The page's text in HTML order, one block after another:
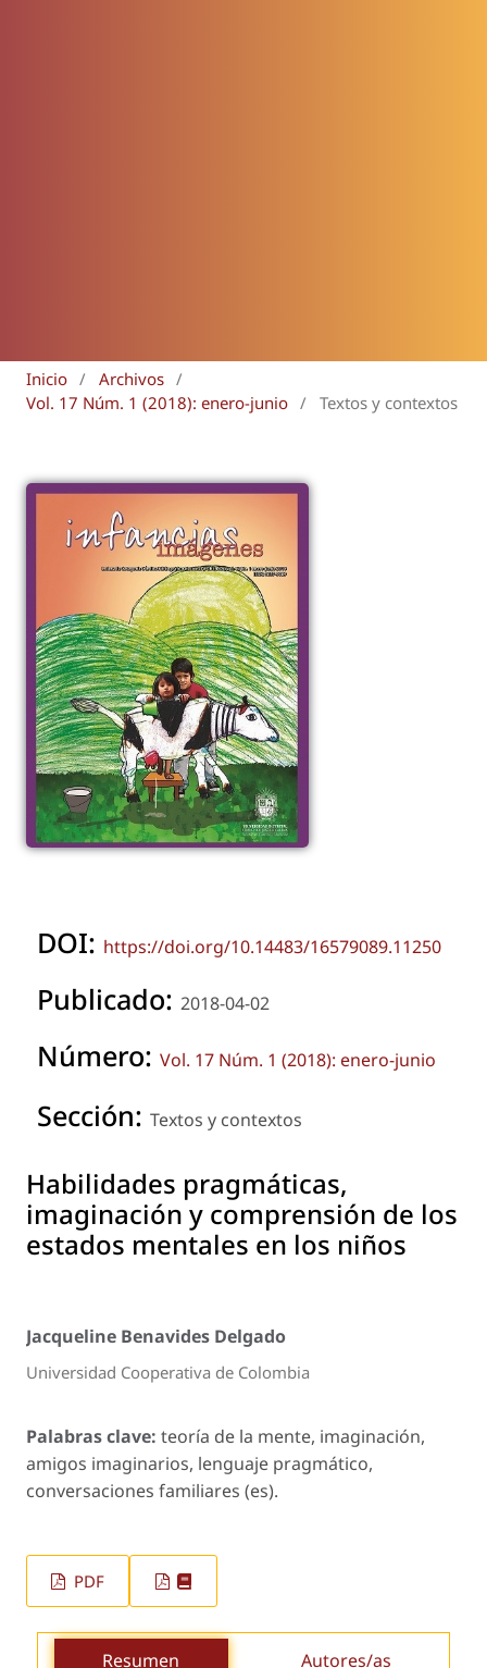
Inicio / Archivos /
Vol. 17 Núm. 1 (2018): enero-junio / Textos y contextos
DOI: https://doi.org/10.14483/16579089.11250
Publicado: 2018-04-02
Número: Vol. 17 Núm. 1 (2018): enero-junio
Sección: Textos y contextos
Habilidades pragmáticas,
imaginación y comprensión de los
estados mentales en los niños
Jacqueline Benavides Delgado
Universidad Cooperativa de Colombia
Palabras clave: teoría de la mente, imaginación,
amigos imaginarios, lenguaje pragmático,
conversaciones familiares (es).
PDF
Resumen Autores/as